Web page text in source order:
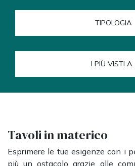
TIPOLOGIA
I PIÙ VISTI A :
Tavoli in materico
Esprimere le tue esigenze con i
più un ostacolo grazie alle